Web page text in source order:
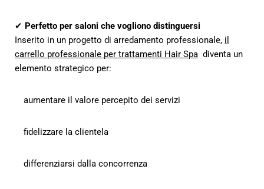
✔ Perfetto per saloni che vogliono distinguersi
Inserito in un progetto di arredamento professionale, il
carrello professionale per trattamenti Hair Spa diventa un
elemento strategico per:
aumentare il valore percepito dei servizi
fidelizzare la clientela
differenziarsi dalla concorrenza